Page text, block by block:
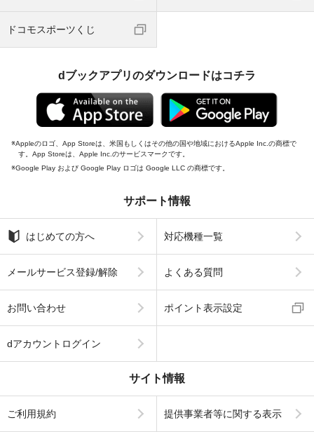
ドコモスポーツくじ
dブックアプリのダウンロードはコチラ
Appleのロゴ、App Storeは、米国もしくはその他の国や地域におけるApple Inc.の商標で
す。App Storeは、Apple Inc.のサービスマークです。
Google Play および Google Play ロゴは Google LLC の商標です。
サポート情報
はじめての方へ 対応機種一覧
メールサービス登録/解除 よくある質問
お問い合わせ ポイント表示設定
dアカウントログイン
サイト情報
ご利用規約 提供事業者等に関する表示